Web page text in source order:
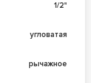
1/2"
угловатая
рычажное